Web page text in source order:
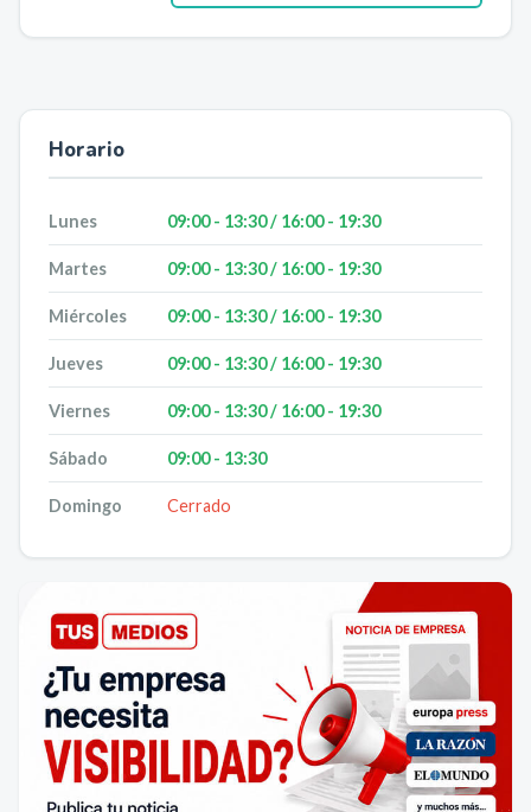
Horario
Lunes 09:00 - 13:30 / 16:00 - 19:30
Martes 09:00 - 13:30 / 16:00 - 19:30
Miércoles 09:00 - 13:30 / 16:00 - 19:30
Jueves 09:00 - 13:30 / 16:00 - 19:30
Viernes 09:00 - 13:30 / 16:00 - 19:30
Sábado 09:00 - 13:30
Domingo Cerrado